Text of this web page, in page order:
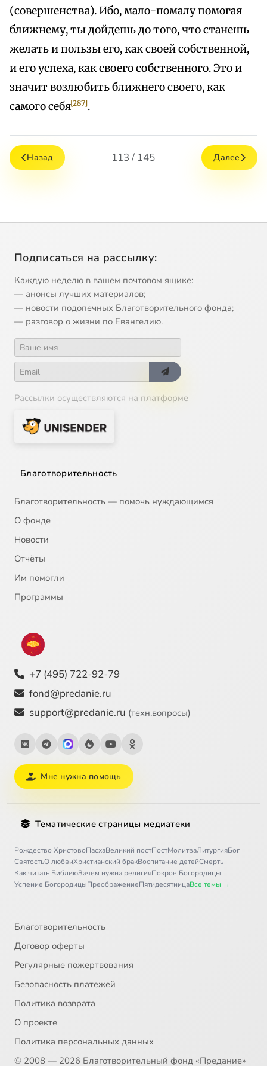
(совершенства). Ибо, мало-помалу помогая
ближнему, ты дойдешь до того, что станешь
желать и пользы его, как своей собственной,
и его успеха, как своего собственного. Это и
значит возлюбить ближнего своего, как
самого себя[287].
Назад 113 / 145 Далее
Подписаться на рассылку:
Каждую неделю в вашем почтовом ящике:
— анонсы лучших материалов;
— новости подопечных Благотворительного фонда;
— разговор о жизни по Евангелию.
Рассылки осуществляются на платформе
Благотворительность
Благотворительность — помочь нуждающимся
О фонде
Новости
Отчёты
Им помогли
Программы
+7 (495) 722-92-79
fond@predanie.ru
support@predanie.ru (техн.вопросы)
Мне нужна помощь
Тематические страницы медиатеки
Рождество ХристовоПасхаВеликий постПостМолитваЛитургияБог
СвятостьО любвиХристианский бракВоспитание детейСмерть
Как читать БиблиюЗачем нужна религияПокров Богородицы
Успение БогородицыПреображениеПятидесятницаВсе темы →
Благотворительность
Договор оферты
Регулярные пожертвования
Безопасность платежей
Политика возврата
О проекте
Политика персональных данных
© 2008 — 2026 Благотворительный фонд «Предание»